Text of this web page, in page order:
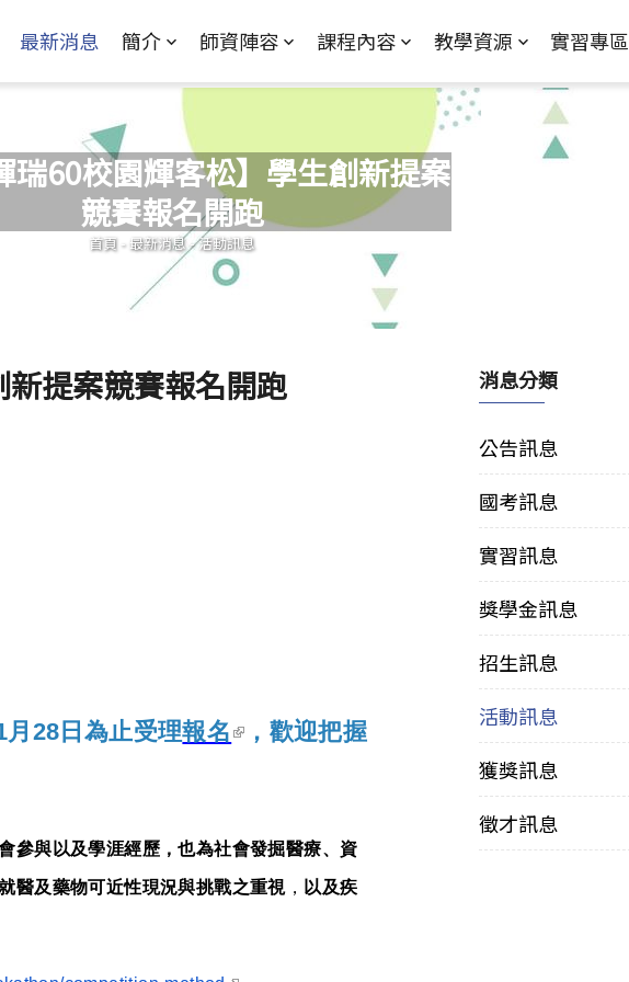
最新消息 簡介 師資陣容 課程內容 教學資源 實習專區
瑞60校園輝客松】學生創新提案
競賽報名開跑
您在這裡
首頁 - 最新消息-活動訊息
提案競賽報名開跑
月28日為止受理報名(link is
，歡迎把握
參與以及學涯經歷，也為社會發掘醫療、資
醫及藥物可近性現況與挑戰之重視， 以及疾
(link is external)
消息分類
公告訊息
國考訊息
實習訊息
獎學金訊息
招生訊息
活動訊息
獲獎訊息
徵才訊息